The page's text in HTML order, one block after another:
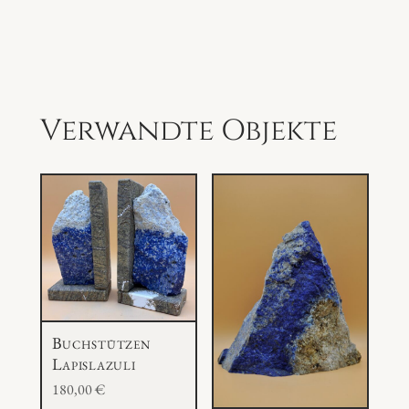
Verwandte Objekte
Buchstützen
Lapislazuli
180,00€